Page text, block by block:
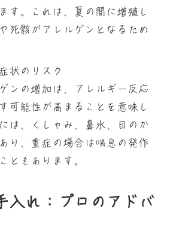
す。これは、夏の間に増殖し
死骸がアレルゲンとなるため
状のリスク
ンの増加は、アレルギー反応
可能性が高まることを意味し
は、くしゃみ、鼻水、目のか
り、重症の場合は喘息の発作
ともあります。
入れ：プロのアドバ